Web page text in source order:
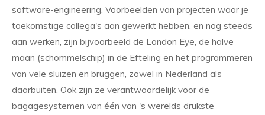
software-engineering. Voorbeelden van projecten waar je
toekomstige collega's aan gewerkt hebben, en nog steeds
aan werken, zijn bijvoorbeeld de London Eye, de halve
maan (schommelschip) in de Efteling en het programmeren
van vele sluizen en bruggen, zowel in Nederland als
daarbuiten. Ook zijn ze verantwoordelijk voor de
bagagesystemen van één van 's werelds drukste